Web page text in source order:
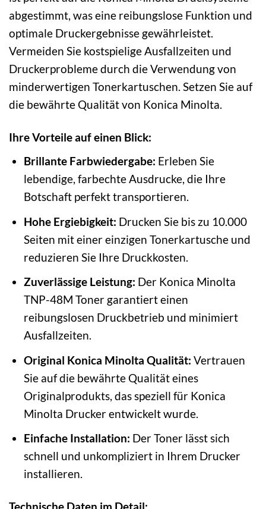
abgestimmt, was eine reibungslose Funktion und
optimale Druckergebnisse gewährleistet.
Vermeiden Sie kostspielige Ausfallzeiten und
Druckerprobleme durch die Verwendung von
minderwertigen Tonerkartuschen. Setzen Sie auf
die bewährte Qualität von Konica Minolta.
Ihre Vorteile auf einen Blick:
Brillante Farbwiedergabe: Erleben Sie
lebendige, farbechte Ausdrucke, die Ihre
Botschaft perfekt transportieren.
Hohe Ergiebigkeit: Drucken Sie bis zu 10.000
Seiten mit einer einzigen Tonerkartusche und
reduzieren Sie Ihre Druckkosten.
Zuverlässige Leistung: Der Konica Minolta
TNP-48M Toner garantiert einen
reibungslosen Druckbetrieb und minimiert
Ausfallzeiten.
Original Konica Minolta Qualität: Vertrauen
Sie auf die bewährte Qualität eines
Originalprodukts, das speziell für Konica
Minolta Drucker entwickelt wurde.
Einfache Installation: Der Toner lässt sich
schnell und unkompliziert in Ihrem Drucker
installieren.